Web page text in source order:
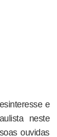
e
neste
ouvidas